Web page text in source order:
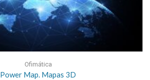
Ofimática
Power Map. Mapas 3D